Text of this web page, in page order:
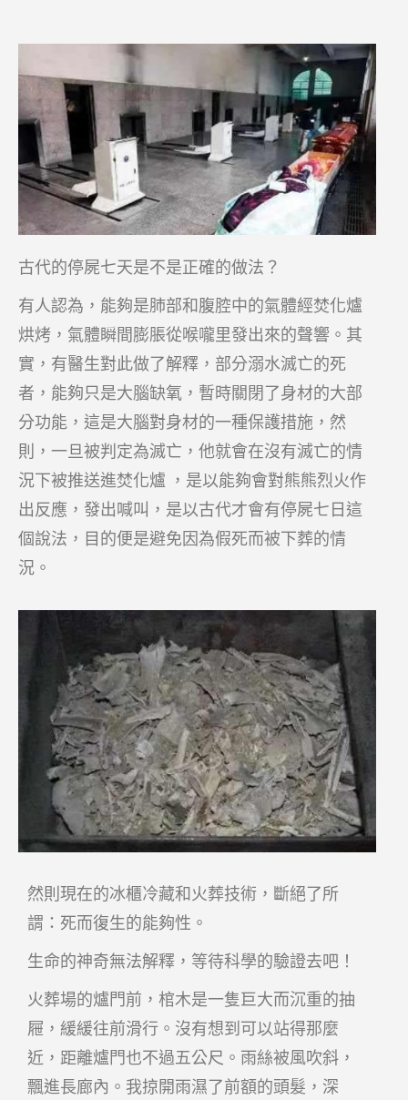
古代的停屍七天是不是正確的做法？
有人認為，能夠是肺部和腹腔中的氣體經焚化爐
烘烤，氣體瞬間膨脹從喉嚨里發出來的聲響。其
實，有醫生對此做了解釋，部分溺水滅亡的死
者，能夠只是大腦缺氧，暫時關閉了身材的大部
分功能，這是大腦對身材的一種保護措施，然
則，一旦被判定為滅亡，他就會在沒有滅亡的情
況下被推送進焚化爐 ，是以能夠會對熊熊烈火作
出反應，發出喊叫，是以古代才會有停屍七日這
個說法，目的便是避免因為假死而被下葬的情
況。
然則現在的冰櫃冷藏和火葬技術，斷絕了所
謂：死而復生的能夠性。
生命的神奇無法解釋，等待科學的驗證去吧！
火葬場的爐門前，棺木是一隻巨大而沉重的抽
屜，緩緩往前滑行。沒有想到可以站得那麼
近，距離爐門也不過五公尺。雨絲被風吹斜，
飄進長廊內。我掠開雨濕了前額的頭髮，深